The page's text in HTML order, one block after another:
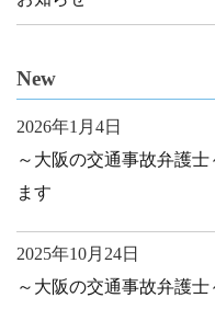
New
2026年1月4日
～大阪の交通事故弁護
ます
2025年10月24日
～大阪の交通事故弁護